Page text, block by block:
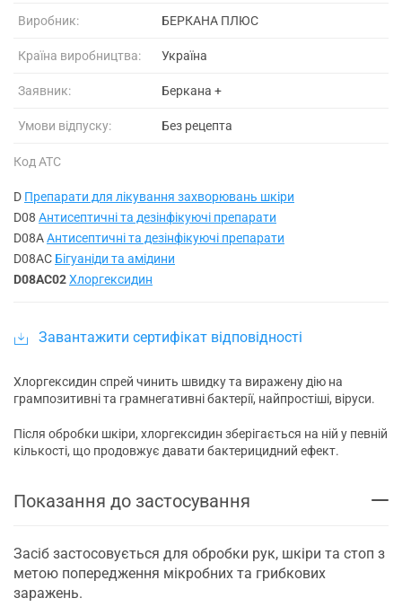
Виробник: БЕРКАНА ПЛЮС
Країна виробництва: Україна
Заявник: Беркана +
Умови відпуску: Без рецепта
Код АТС
D Препарати для лікування захворювань шкіри
D08 Антисептичні та дезінфікуючі препарати
D08AАнтисептичні та дезінфікуючі препарати
D08AC Бігуаніди та амідини
D08AC02Хлоргексидин
Завантажити сертифікат відповідності
Хлоргексидин спрей чинить швидку та виражену дію на
грампозитивні та грамнегативні бактерії, найпростіші, віруси.
Після обробки шкіри, хлоргексидин зберігається на ній у певній
кількості, що продовжує давати бактерицидний ефект.
Показання до застосування
Засіб застосовується для обробки рук, шкіри та стоп з
метою попередження мікробних та грибкових
заражень.